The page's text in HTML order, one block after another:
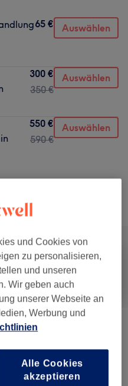
65 € Auswählen
300 €
350 €
Auswählen
550 €
590 €
Auswählen
Ästhetische Medizin
& Fett
ab 65 €
und Cookies von
zu personalisieren,
und unseren
Wir geben auch
unserer Webseite an
Werbung und
Alle Cookies
akzeptieren